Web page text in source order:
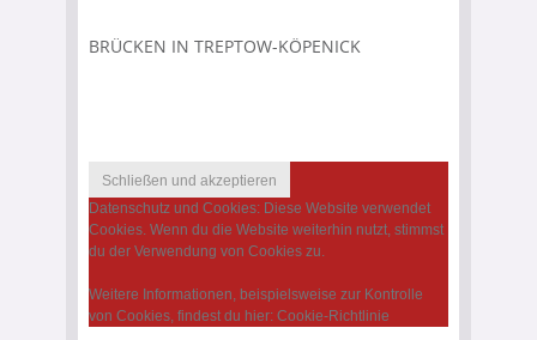
BRÜCKEN IN TREPTOW-KÖPENICK
Datenschutz und Cookies: Diese Website verwendet
Cookies. Wenn du die Website weiterhin nutzt, stimmst
du der Verwendung von Cookies zu.
Weitere Informationen, beispielsweise zur Kontrolle
von Cookies, findest du hier: Cookie-Richtlinie